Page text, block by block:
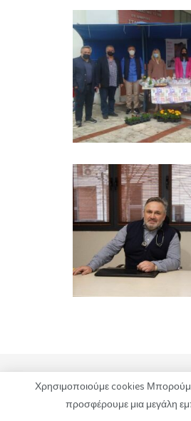
ΟΡΟΙ ΧΡΗΣΗΣ
Χρησιμοποιούμε cookies
προσφέρουμε μια μεγάλη